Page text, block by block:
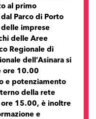
al primo
Parco di Porto
imprese
delle Aree
Regionale di
dell’Asinara si
ore 10.00
e potenziamento
della rete
ore 15.00, è inoltre
e